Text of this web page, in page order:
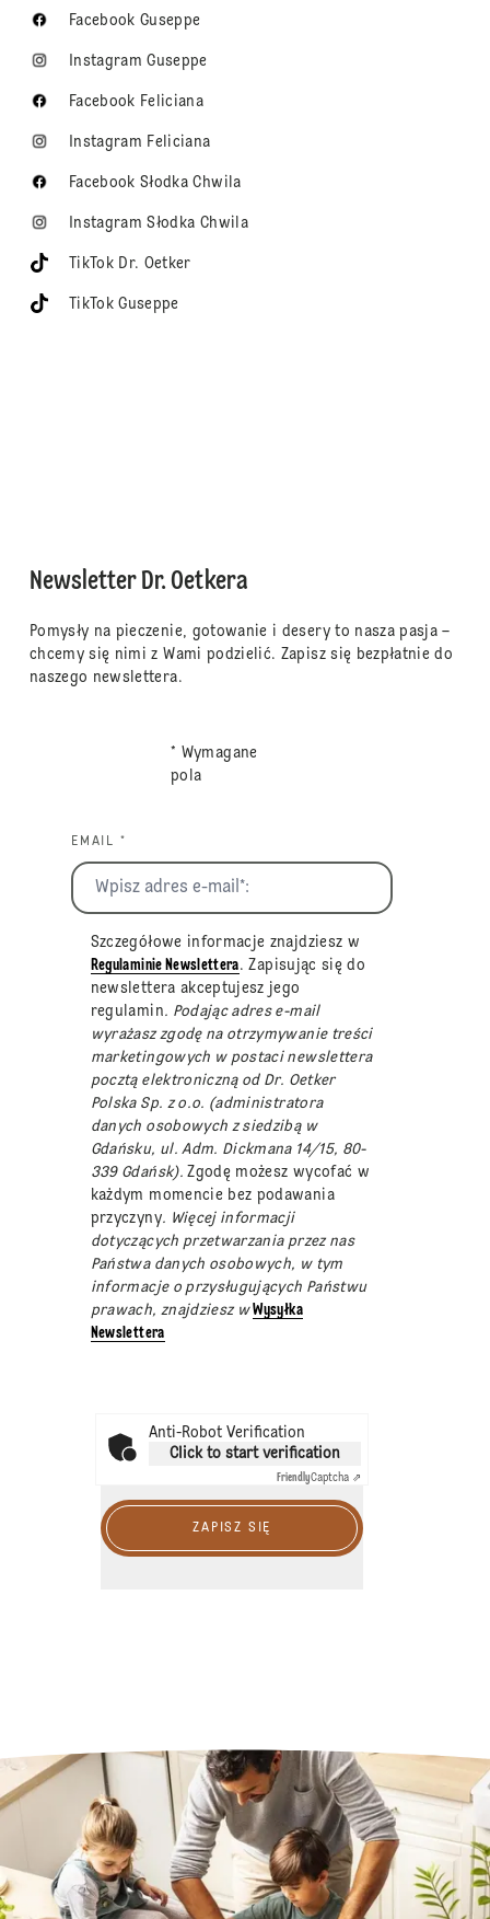
Facebook Guseppe
Instagram Guseppe
Facebook Feliciana
Instagram Feliciana
Facebook Słodka Chwila
Instagram Słodka Chwila
TikTok Dr. Oetker
TikTok Guseppe
Newsletter Dr. Oetkera
Pomysły na pieczenie, gotowanie i desery to nasza pasja –
chcemy się nimi z Wami podzielić. Zapisz się bezpłatnie do
naszego newslettera.
* Wymagane
pola
EMAIL *
Szczegółowe informacje znajdziesz w
Regulaminie Newslettera. Zapisując się do
newslettera akceptujesz jego
regulamin. Podając adres e-mail
wyrażasz zgodę na otrzymywanie treści
marketingowych w postaci newslettera
pocztą elektroniczną od Dr. Oetker
Polska Sp. z o.o. (administratora
danych osobowych z siedzibą w
Gdańsku, ul. Adm. Dickmana 14/15, 80-
339 Gdańsk).Zgodę możesz wycofać w
każdym momencie bez podawania
przyczyny. Więcej informacji
dotyczących przetwarzania przez nas
Państwa danych osobowych, w tym
informacje o przysługujących Państwu
prawach, znajdziesz wWysyłka
Newslettera
Anti-Robot Verification
Click to start verification
FriendlyCaptcha ⇗
ZAPISZ SIĘ